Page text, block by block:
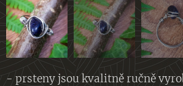
- prsteny jsou kvalitně ručně